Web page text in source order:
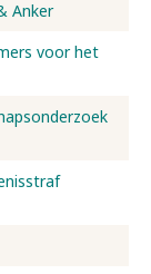
Anker
voor het